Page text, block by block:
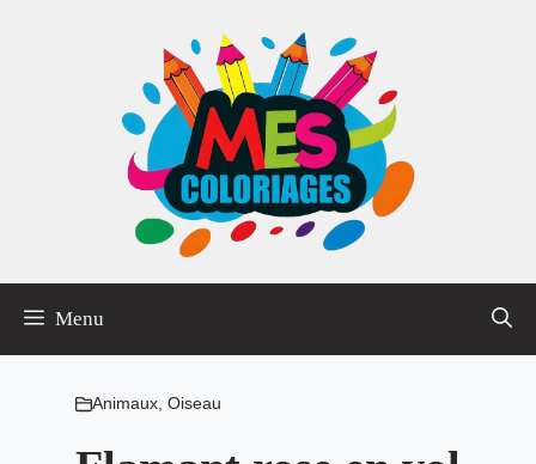
Menu
Animaux, Oiseau